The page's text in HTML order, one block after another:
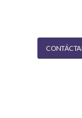
CONTÁCT